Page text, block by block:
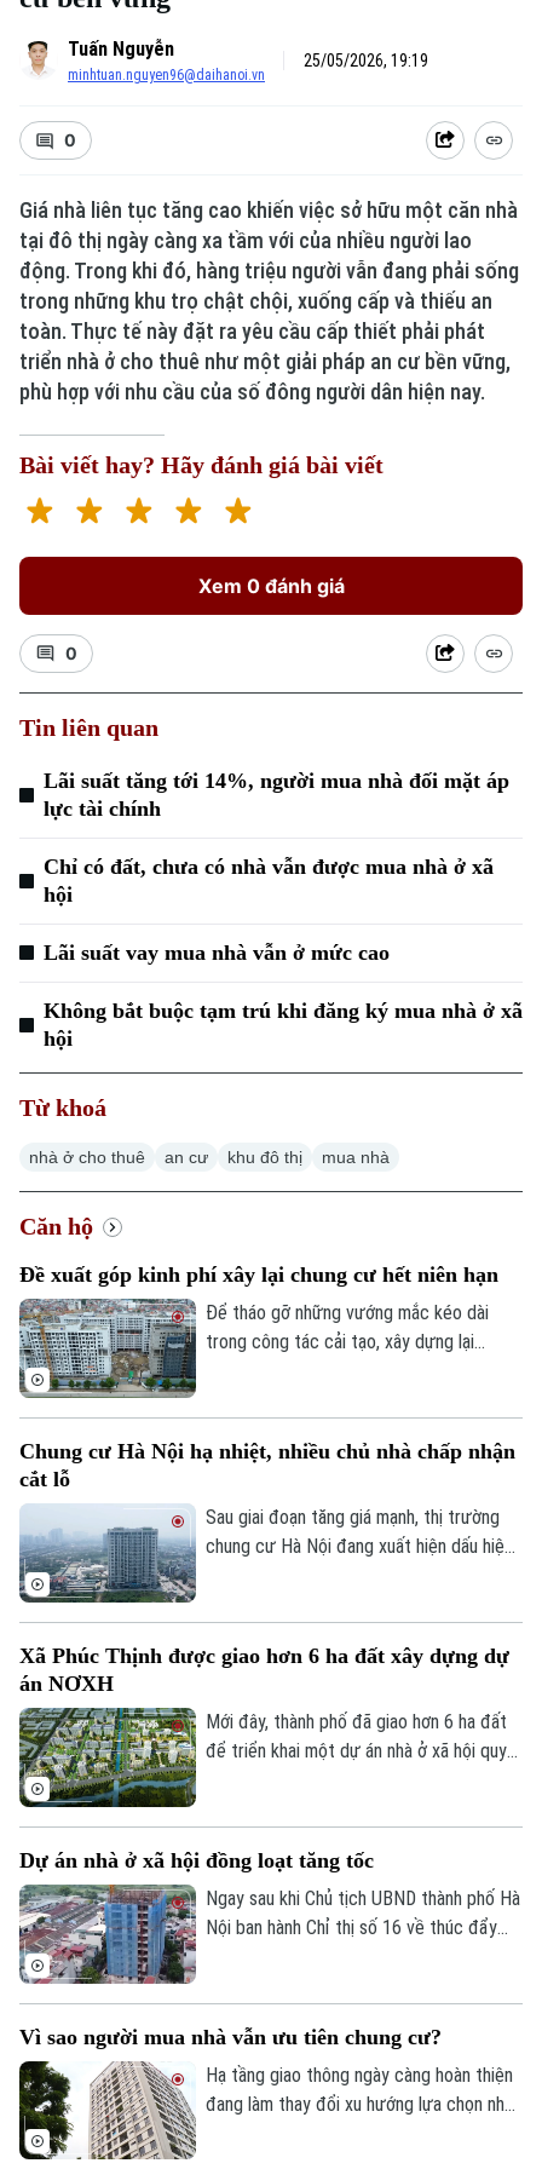
Xu hướng
Chuyên mục
Chính trị
Hà Nội
Nhịp sống Hà Nội
Thế giới
Tuấn Nguyễn
minhtuan.nguyen96@daihanoi.vn
25/05/2026, 19:19
0
Giá nhà liên tục tăng cao khiến việc sở hữu một căn nhà
tại đô thị ngày càng xa tầm với của nhiều người lao
động. Trong khi đó, hàng triệu người vẫn đang phải sống
trong những khu trọ chật chội, xuống cấp và thiếu an
toàn. Thực tế này đặt ra yêu cầu cấp thiết phải phát
triển nhà ở cho thuê như một giải pháp an cư bền vững,
phù hợp với nhu cầu của số đông người dân hiện nay.
Bài viết hay? Hãy đánh giá bài viết
Xem 0 đánh giá
0
Tin liên quan
Lãi suất tăng tới 14%, người mua nhà đối mặt áp
lực tài chính
Chỉ có đất, chưa có nhà vẫn được mua nhà ở xã
hội
Lãi suất vay mua nhà vẫn ở mức cao
Không bắt buộc tạm trú khi đăng ký mua nhà ở xã
hội
Từ khoá
nhà ở cho thuê an cư khu đô thị mua nhà
Căn hộ
Đề xuất góp kinh phí xây lại chung cư hết niên hạn
Để tháo gỡ những vướng mắc kéo dài
trong công tác cải tạo, xây dựng lại
hết niên hạn sử dụng.
Chung cư Hà Nội hạ nhiệt, nhiều chủ nhà chấp nhận
cắt lỗ
Sau giai đoạn tăng giá mạnh, thị trường
chung cư Hà Nội đang xuất hiện dấu hiệu
Xã Phúc Thịnh được giao hơn 6 ha đất xây dựng dự
án NƠXH
Mới đây, thành phố đã giao hơn 6 ha đất
để triển khai một dự án nhà ở xã hội quy
Dự án nhà ở xã hội đồng loạt tăng tốc
Ngay sau khi Chủ tịch UBND thành phố Hà
Nội ban hành Chỉ thị số 16 về thúc đẩy
Vì sao người mua nhà vẫn ưu tiên chung cư?
Hạ tầng giao thông ngày càng hoàn thiện
đang làm thay đổi xu hướng lựa chọn nhà